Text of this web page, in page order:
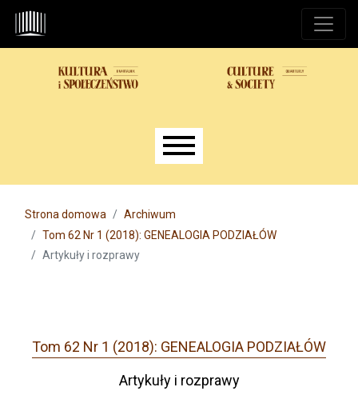
Przejdź do głównego menu
Przejdź do sekcji głównej
Przejdź do stopki
Main menu
Strona domowa
Archiwum
Tom 62 Nr 1 (2018): GENEALOGIA PODZIAŁÓW
Artykuły i rozprawy
Tom 62 Nr 1 (2018): GENEALOGIA PODZIAŁÓW
Artykuły i rozprawy